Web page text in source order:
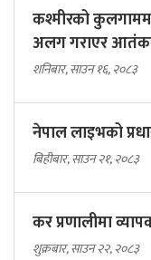
कश्मीरको
अलग गराएर
शनिबार, साउन १६, २०८३
नेपाल लाइभको
बिहीबार, साउन २१, २०८३
कर प्रणालीमा
शुक्रबार, साउन २२, २०८३